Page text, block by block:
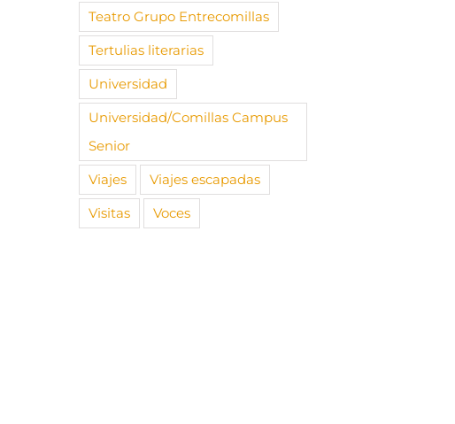
Teatro Grupo Entrecomillas
Tertulias literarias
Universidad
Universidad/Comillas Campus
Senior
Viajes
Viajes escapadas
Visitas
Voces